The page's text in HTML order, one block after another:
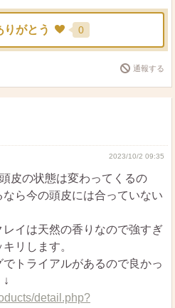
りがとう 0
通報する
2023/10/2 09:35
皮の状態は変わってくるの
ら今の頭皮には合っていない
イは天然の香りなので強すぎ
リします。
トライアルがあるので良かっ
detail.php?